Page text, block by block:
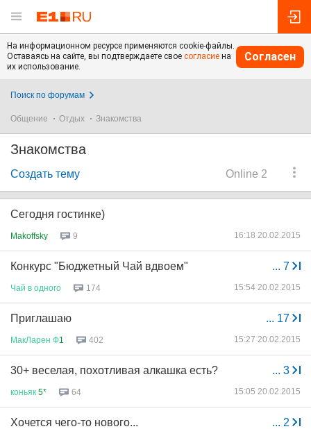
На информационном ресурсе применяются cookie-файлы.
Оставаясь на сайте, вы подтверждаете свое согласие на
их использование.
Согласен
Поиск по форумам
Общение Отдых Знакомства
Знакомства
Online 2
Создать тему
Сегодня гостинке)
Makoffsky 9 16:18 20.02.2015
... 7
Конкурс "Бюджетный Чай вдвоем"
Чай в одного 174 15:54 20.02.2015
... 17
Приглашаю
МакЛарен Ф1 402 15:27 20.02.2015
... 3
30+ веселая, похотливая алкашка есть?
коньяк 5* 64 15:05 20.02.2015
... 2
Хочется чего-то нового...